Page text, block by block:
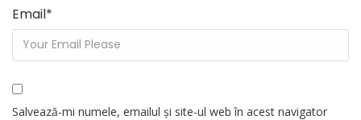
Email*
Salvează-mi numele, emailul și site-ul web în acest navigator